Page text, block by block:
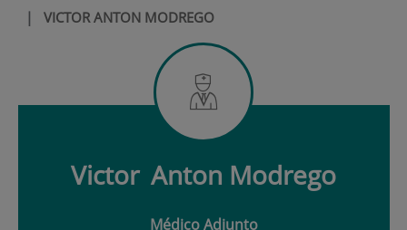
| VICTOR ANTON MODREGO
Victor Anton Modrego
Médico Adjunto